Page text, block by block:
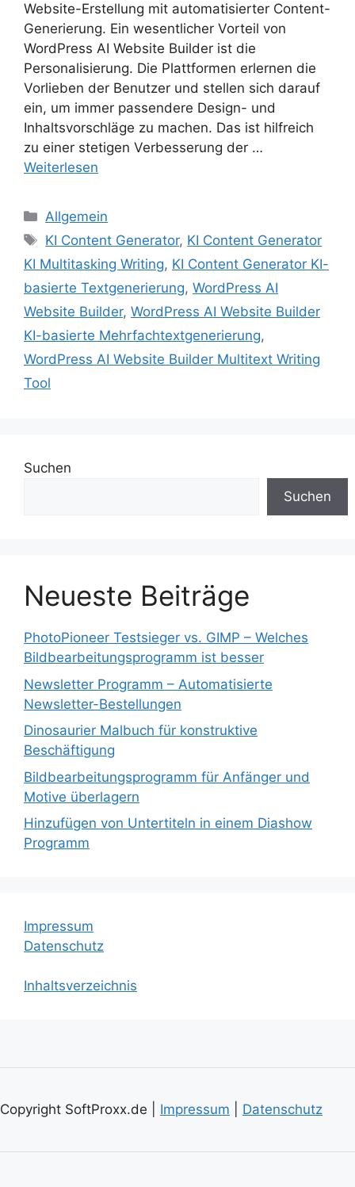
Website-Erstellung mit automatisierter Content-
Generierung. Ein wesentlicher Vorteil von
WordPress AI Website Builder ist die
Personalisierung. Die Plattformen erlernen die
Vorlieben der Benutzer und stellen sich darauf
ein, um immer passendere Design- und
Inhaltsvorschläge zu machen. Das ist hilfreich
zu einer stetigen Verbesserung der …
Weiterlesen
Kategorien
Allgemein
Schlagwörter
KI Content Generator, KI Content Generator
KI Multitasking Writing, KI Content Generator KI-
basierte Textgenerierung, WordPress AI
Website Builder, WordPress AI Website Builder
KI-basierte Mehrfachtextgenerierung,
WordPress AI Website Builder Multitext Writing
Tool
Suchen
Suchen
Neueste Beiträge
PhotoPioneer Testsieger vs. GIMP – Welches
Bildbearbeitungsprogramm ist besser
Newsletter Programm – Automatisierte
Newsletter-Bestellungen
Dinosaurier Malbuch für konstruktive
Beschäftigung
Bildbearbeitungsprogramm für Anfänger und
Motive überlagern
Hinzufügen von Untertiteln in einem Diashow
Programm
Impressum
Datenschutz
Inhaltsverzeichnis
Copyright SoftProxx.de | Impressum Datenschutz